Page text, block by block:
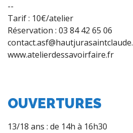
--
Tarif : 10€/atelier
Réservation : 03 84 42 65 06
www.atelierdessavoirfaire.fr
OUVERTURES
13/18 ans : de 14h à 16h30